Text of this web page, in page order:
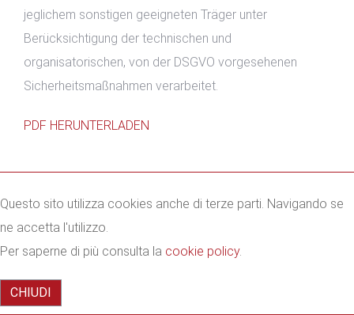
jeglichem sonstigen geeigneten Träger unter
Berücksichtigung der technischen und
organisatorischen, von der DSGVO vorgesehenen
Sicherheitsmaßnahmen verarbeitet.
PDF HERUNTERLADEN
organised by:
Questo sito utilizza cookies anche di terze parti. Navigando se
ne accetta l'utilizzo.
Per saperne di più consulta la cookie policy.
CHIUDI